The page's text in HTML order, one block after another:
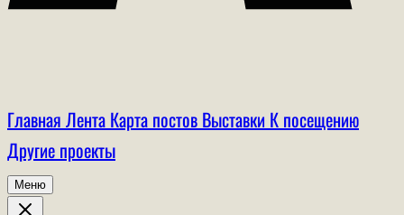
Главная Лента Карта постов Выставки К посещению
Другие проекты
Меню